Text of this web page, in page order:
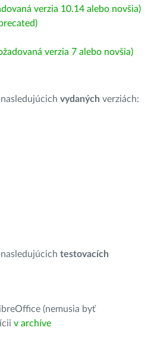
verzia 10.14 alebo novšia)
verzia 7 alebo novšia)
vydaných verziách:
testovacích
(nemusia byť
v archíve